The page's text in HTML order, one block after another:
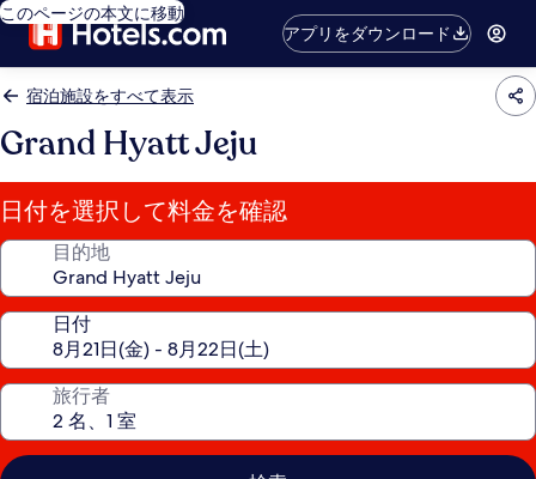
このページの本文に移動
アプリをダウンロード
宿泊施設をすべて表示
Grand Hyatt Jeju
日付を選択して料金を確認
目的地
日付
旅行者